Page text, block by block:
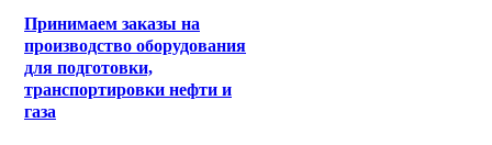
Принимаем заказы на
производство оборудования
для подготовки,
транспортировки нефти и
газа